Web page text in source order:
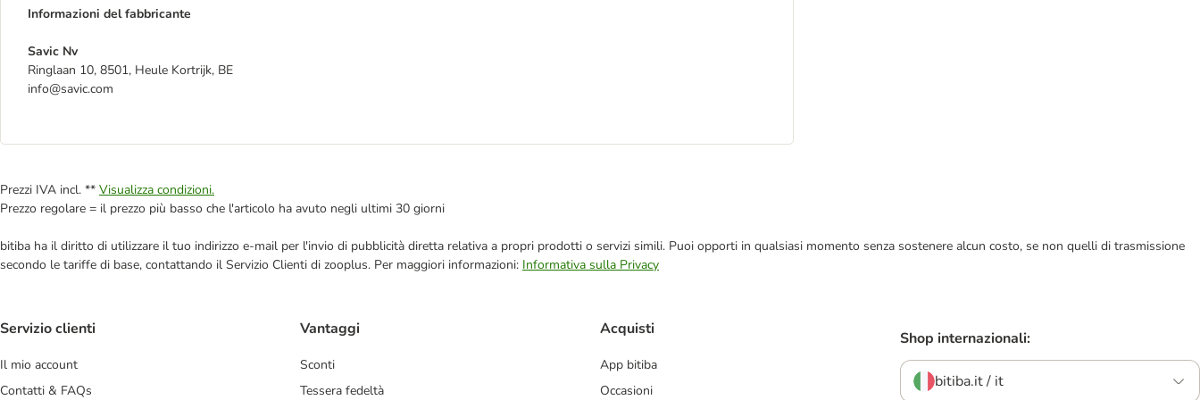
Informazioni del fabbricante
Savic Nv
Ringlaan 10, 8501, Heule Kortrijk, BE
info@savic.com
Prezzi IVA incl. ** Visualizza condizioni.
Prezzo regolare = il prezzo più basso che l'articolo ha avuto negli ultimi 30 giorni
bitiba ha il diritto di utilizzare il tuo indirizzo e-mail per l'invio di pubblicità diretta relativa a propri prodotti o servizi simili. Puoi opporti in qualsiasi momento senza sostenere alcun costo, se non quelli di trasmissione
secondo le tariffe di base, contattando il Servizio Clienti di zooplus. Per maggiori informazioni: Informativa sulla Privacy
Servizio clienti
Il mio account
Contatti & FAQs
Vantaggi
Sconti
Tessera fedeltà
Acquisti
App bitiba
Occasioni
Shop internazionali:
bitiba.it / it